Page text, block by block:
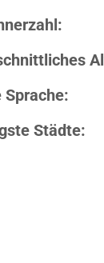
Sprache:
Städte: